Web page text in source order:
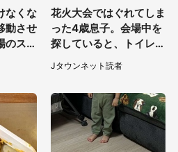
なくな
動させ
のスタ
で私
・40
花火大会ではぐれてしま
った4歳息子。会場中を
探していると、トイレ前
で見知らぬ男性に（東京
都・女性）
Jタウンネット読者